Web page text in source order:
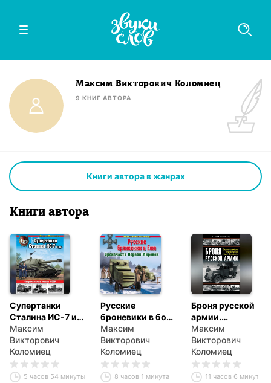
Максим Викторович Коломиец
9 КНИГ АВТОРА
Книги автора в жанрах
Книги автора
Супертанки
Сталина ИС-7 и
другие.
Сверхтяжелые
танки СССР
Максим
Викторович
Коломиец
5 часов 54 минуты
Русские
броневики в бою.
Бронечасти
Первой Мировой
Максим
Викторович
Коломиец
8 часов 1 минута
Броня русской
армии.
Бронеавтомобили
и бронепоезда в
Первой мировой
войне
Максим
Викторович
Коломиец
11 часов 6 минут